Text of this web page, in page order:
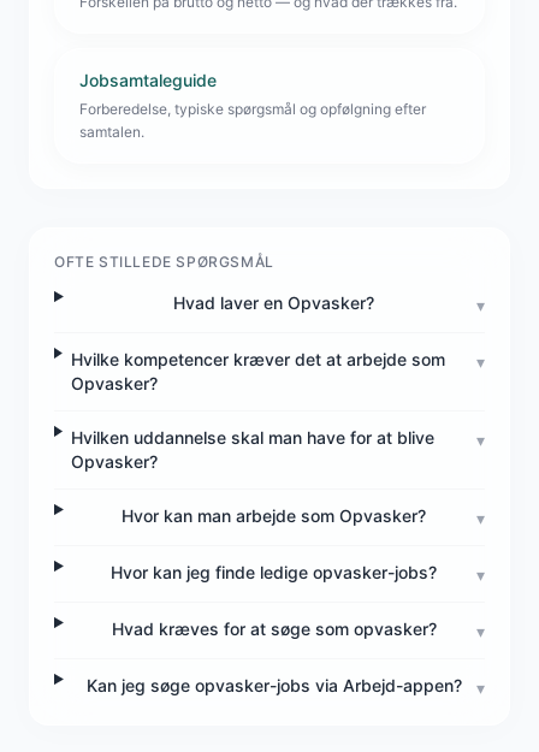
Jobsamtaleguide
Forberedelse, typiske spørgsmål og opfølgning efter
samtalen.
OFTE STILLEDE SPØRGSMÅL
Hvad laver en Opvasker? ▾
Hvilke kompetencer kræver det at arbejde som
Opvasker?
▾
Hvilken uddannelse skal man have for at blive
Opvasker?
▾
Hvor kan man arbejde som Opvasker? ▾
Hvor kan jeg finde ledige opvasker-jobs? ▾
Hvad kræves for at søge som opvasker? ▾
Kan jeg søge opvasker-jobs via Arbejd-appen? ▾